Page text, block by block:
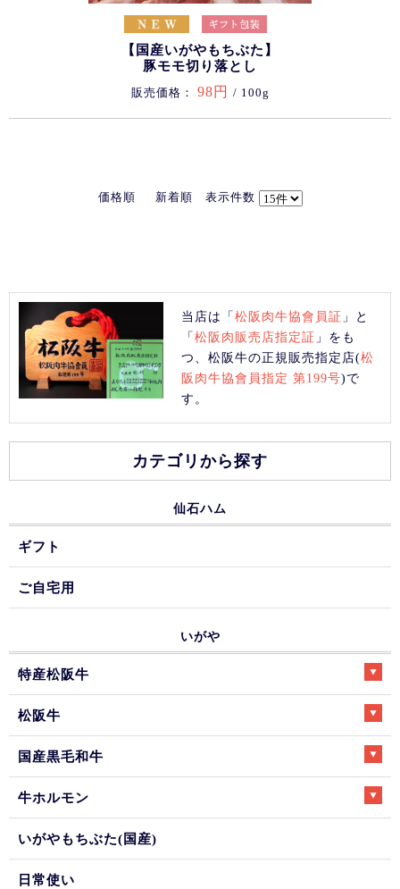
【国産いがやもちぶた】
豚モモ切り落とし
販売価格： 98円 / 100g
価格順 新着順 表示件数
当店は「松阪肉牛協會員証 」と
「松阪肉販売店指定証 」をも
つ、松阪牛の正規販売指定店(松
阪肉牛協會員指定 第199号)で
す。
カテゴリから探す
仙石ハム
ギフト
ご自宅用
いがや
特産松阪牛
松阪牛
国産黒毛和牛
牛ホルモン
いがやもちぶた(国産)
日常使い